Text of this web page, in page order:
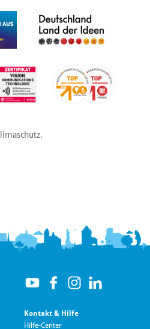
Kontakt & Hilfe
Hilfe-Center